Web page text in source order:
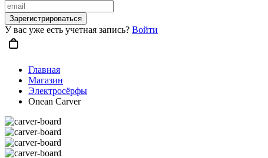
Зарегистрироваться
У вас уже есть учетная запись? Войти
Главная
Магазин
Электросёрфы
Onean Carver